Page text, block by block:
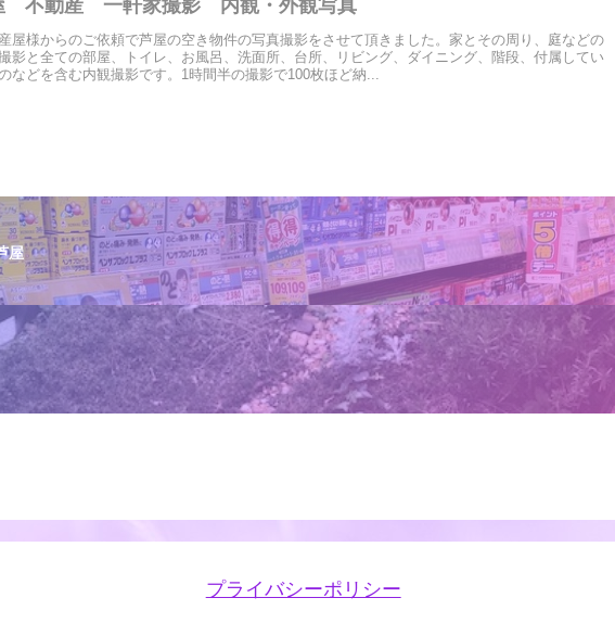
不動産 一軒家撮影 内観・外観写真
屋様からのご依頼で芦屋の空き物件の写真撮影をさせて頂きました。家とその周り、庭などの
影と全ての部屋、トイレ、お風呂、洗面所、台所、リビング、ダイニング、階段、付属してい
などを含む内観撮影です。1時間半の撮影で100枚ほど納...
屋
プライバシーポリシー